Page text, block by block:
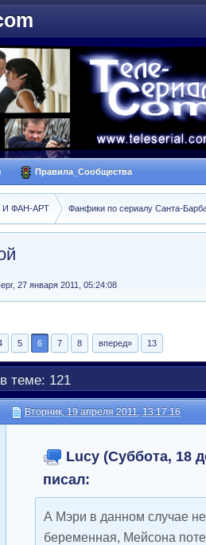
Правила_Сообщества
ФАН-АРТ Фанфики по сериалу Санта-
27 января 2011, 05:24:08
5 6 7 8 вперед» 13
теме: 121
Вторник, 19 апреля 2011, 13:17:16
Lucy (Суббота, 18
писал:
А Мэри в данном случае
беременная, Мейсона